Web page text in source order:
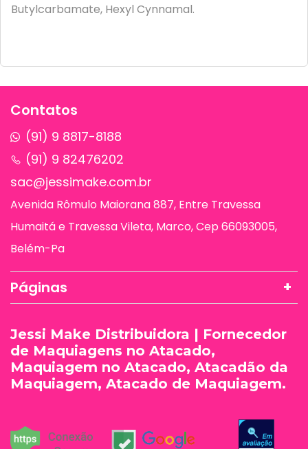
Butylcarbamate, Hexyl Cynnamal.
Contatos
(91) 9 8817-8188
(91) 9 82476202
sac@jessimake.com.br
Avenida Rômulo Maiorana 887, Entre Travessa
Humaitá e Travessa Vileta, Marco, Cep 66093005,
Belém-Pa
Páginas
Jessi Make Distribuidora | Fornecedor
de Maquiagens no Atacado,
Maquiagem no Atacado, Atacadão da
Maquiagem, Atacado de Maquiagem.